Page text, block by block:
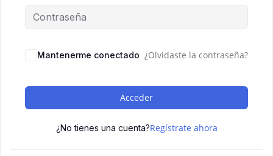
Alternative:
Mantenerme conectado ¿Olvidaste la contraseña?
Acceder
¿No tienes una cuenta?Regístrate ahora